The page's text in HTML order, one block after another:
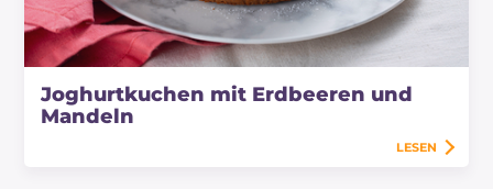
Joghurtkuchen mit Erdbeeren und
Mandeln
LESEN